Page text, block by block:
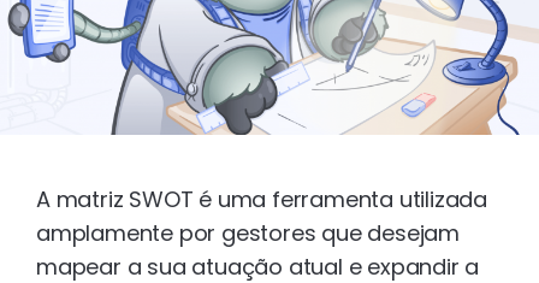
A matriz SWOT é uma ferramenta utilizada
amplamente por gestores que desejam
mapear a sua atuação atual e expandir a